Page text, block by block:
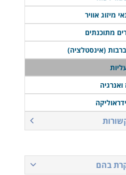
מיזוג אוויר
מתוכנתים
(אינסטלציה)
ואנרגיה
בהם